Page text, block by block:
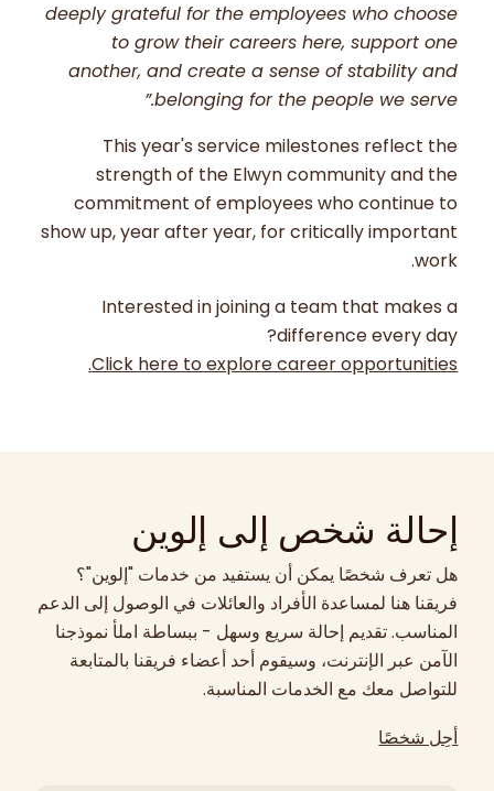
deeply grateful for the employees who choose
to grow their careers here, support one
another, and create a sense of stability and
belonging for the people we serve.”
This year's service milestones reflect the
strength of the Elwyn community and the
commitment of employees who continue to
show up, year after year, for critically important
work.
Interested in joining a team that makes a
difference every day?
Click here to explore career opportunities.
إحالة شخص إلى إلوين
هل تعرف شخصًا يمكن أن يستفيد من خدمات "إلوين"؟
فريقنا هنا لمساعدة الأفراد والعائلات في الوصول إلى الدعم
المناسب. تقديم إحالة سريع وسهل - ببساطة املأ نموذجنا
الآمن عبر الإنترنت، وسيقوم أحد أعضاء فريقنا بالمتابعة
للتواصل معك مع الخدمات المناسبة.
أحِل شخصًا